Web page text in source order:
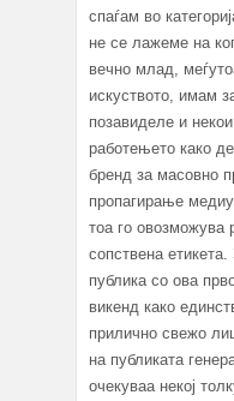
спаѓам во
не се лажеме на
вечно млад,
искуството, имам
позавиделе и
работењето како
бренд за масовно
пропагирање
тоа го овозможува
сопствена
публика со ова
викенд како
прилично свежо
на публиката
очекуваа некој